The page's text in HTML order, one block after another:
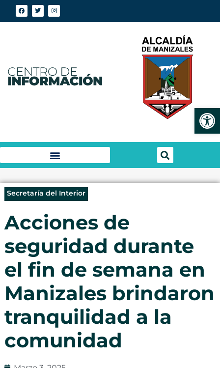
Secretaría del Interior
Acciones de
seguridad durante
el fin de semana en
Manizales brindaron
tranquilidad a la
comunidad